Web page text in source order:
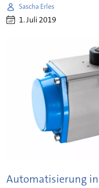
Sascha Erles
1. Juli 2019
Automatisierung